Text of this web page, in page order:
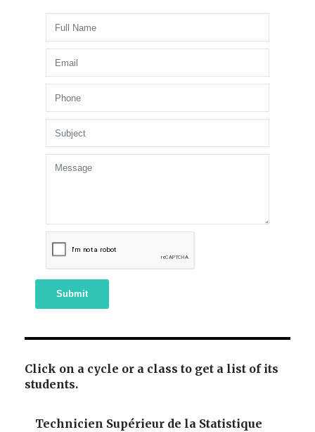
Submit
Click on a cycle or a class to get a list of its
students.
Technicien Supérieur de la Statistique